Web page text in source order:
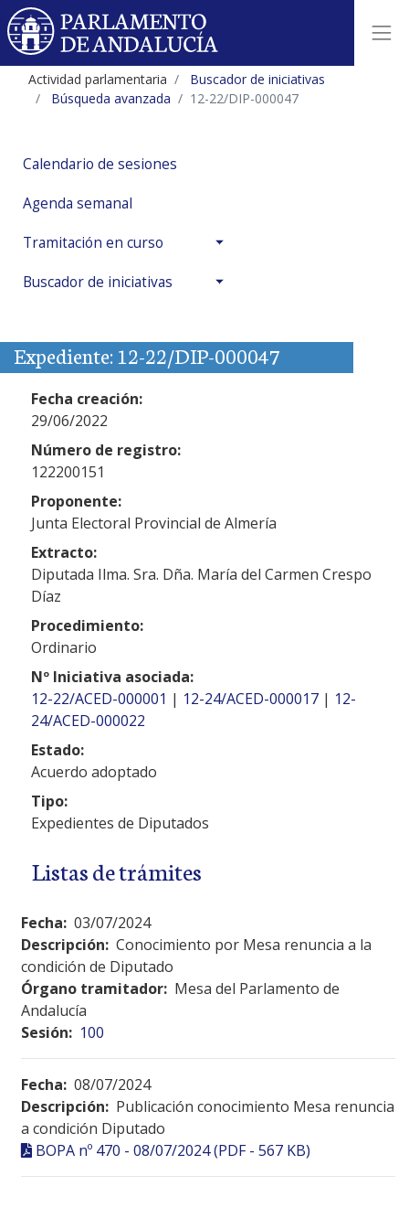
Actividad parlamentaria
Buscador de iniciativas
Búsqueda avanzada
12-22/DIP-000047
Calendario de sesiones
Agenda semanal
Tramitación en curso
Buscador de iniciativas
Expediente: 12-22/DIP-000047
Fecha creación:
29/06/2022
Número de registro:
122200151
Proponente:
Junta Electoral Provincial de Almería
Extracto:
Diputada Ilma. Sra. Dña. María del Carmen Crespo
Díaz
Procedimiento:
Ordinario
Nº Iniciativa asociada:
12-22/ACED-000001 | 12-24/ACED-000017 | 12-
24/ACED-000022
Estado:
Acuerdo adoptado
Tipo:
Expedientes de Diputados
Listas de trámites
Fecha: 03/07/2024
Descripción: Conocimiento por Mesa renuncia a la
condición de Diputado
Órgano tramitador: Mesa del Parlamento de
Andalucía
Sesión: 100
Fecha: 08/07/2024
Descripción: Publicación conocimiento Mesa renuncia
a condición Diputado
BOPA nº 470 - 08/07/2024 (PDF - 567 KB)